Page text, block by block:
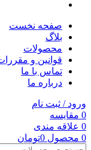
صفحه نخست
بلاگ
محصولات
قوانین و
تماس با ما
درباره ما
ورود / ثبت نام
0 مقایسه
0 علاقه مندی
0 محصول 0تومان